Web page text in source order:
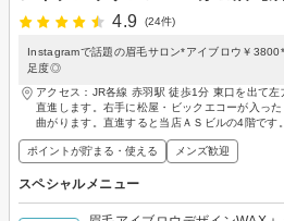
4.9
(24件)
Instagramで話題の眉毛サロン*アイブロウ￥
足度◎
アクセス：JR各線 赤羽駅 徒歩1分 東口を出て
直進します。右手に松屋・ビックエコーが入っ
曲がります。直進すると当店ＡＳビルの4階です。
ポイントが貯まる・使える メンズ歓迎
スペシャルメニュー